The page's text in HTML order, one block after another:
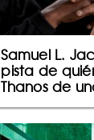
Samuel L.
pista de
Thanos de